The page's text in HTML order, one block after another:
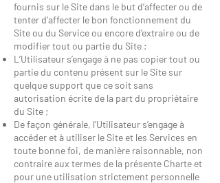
fournis sur le Site dans le but d’affecter ou de
tenter d’affecter le bon fonctionnement du
Site ou du Service ou encore d’extraire ou de
modifier tout ou partie du Site ;
L’Utilisateur s’engage à ne pas copier tout ou
partie du contenu présent sur le Site sur
quelque support que ce soit sans
autorisation écrite de la part du propriétaire
du Site ;
De façon générale, l’Utilisateur s’engage à
accéder et à utiliser le Site et les Services en
toute bonne foi, de manière raisonnable, non
contraire aux termes de la présente Charte et
pour une utilisation strictement personnelle